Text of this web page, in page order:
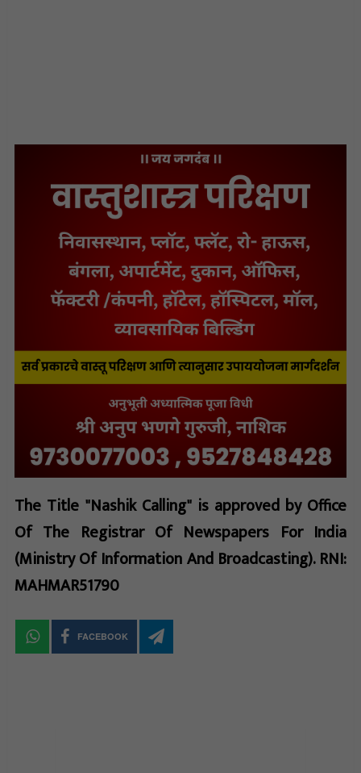
The Title "Nashik Calling" is approved by Office
Of The Registrar Of Newspapers For India
(Ministry Of Information And Broadcasting). RNI:
MAHMAR51790
FACEBOOK